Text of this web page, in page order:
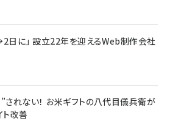
日に」 設立22年を迎えるWeb制作会社
れない！ お米ギフトの八代目儀兵衛が
ト改善